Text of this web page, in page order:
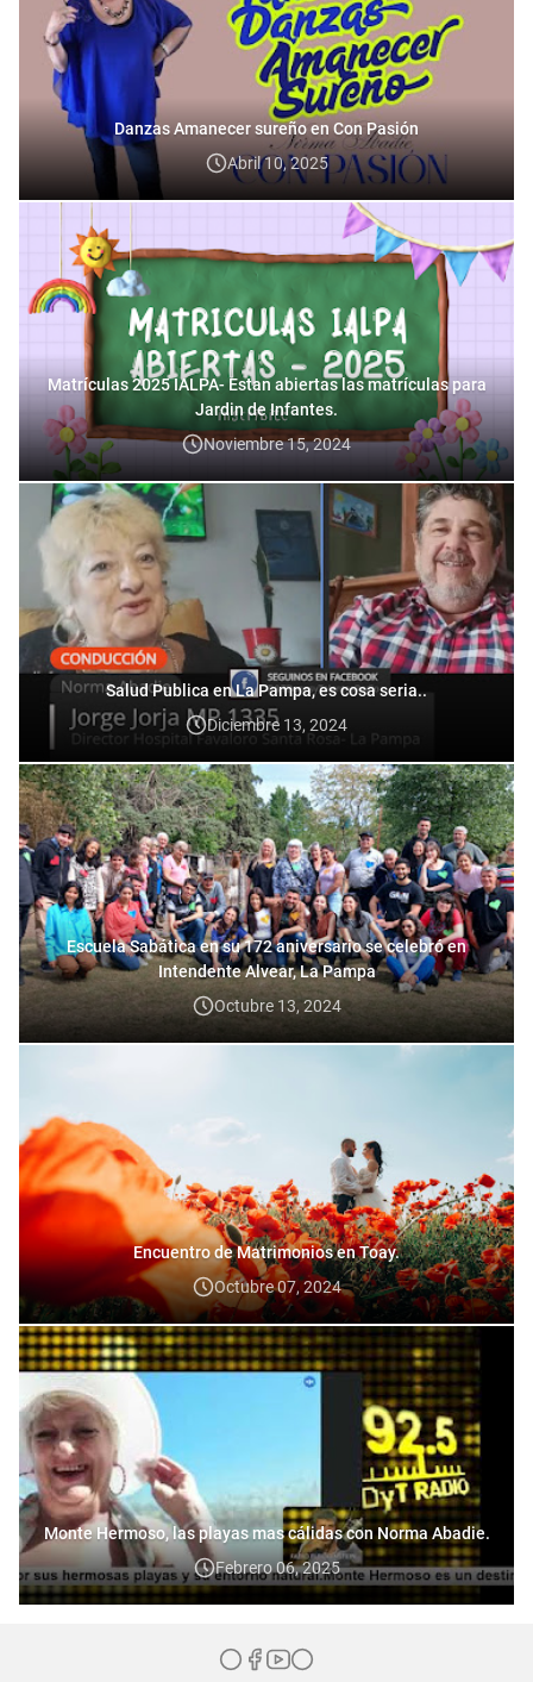
Danzas Amanecer sureño en Con Pasión
Abril 10, 2025
Matrículas 2025 IALPA- Estan abiertas las matrículas para
Jardin de Infantes.
Noviembre 15, 2024
Salud Publica en La Pampa, es cosa seria..
Diciembre 13, 2024
Escuela Sabática en su 172 aniversario se celebró en
Intendente Alvear, La Pampa
Octubre 13, 2024
Encuentro de Matrimonios en Toay.
Octubre 07, 2024
Monte Hermoso, las playas mas cálidas con Norma Abadie.
Febrero 06, 2025